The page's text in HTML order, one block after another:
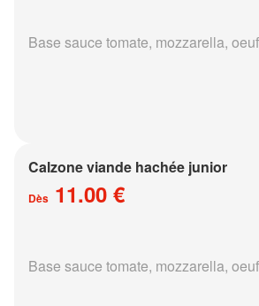
Base sauce tomate, mozzarella,
Calzone viande hachée junior
Dès 11.00 €
Base sauce tomate, mozzarella,